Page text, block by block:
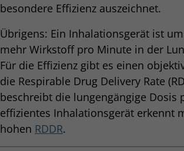
besondere Effizienz auszeichnet.
Übrigens: Ein Inhalationsgerät ist
mehr Wirkstoff pro Minute in der
Für die Effizienz gibt es einen
die Respirable Drug Delivery Rate
beschreibt die lungengängige Dosis
effizientes Inhalationsgerät erkennt
hohen RDDR.